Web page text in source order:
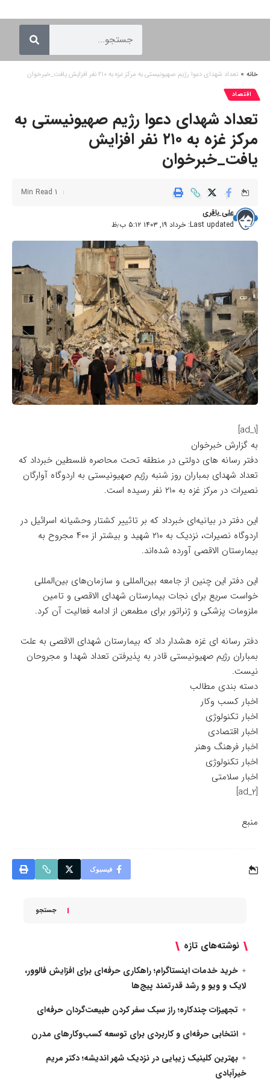
خانه » تعداد شهدای دعوا رژیم صهیونیستی به مرکز غزه به ۲۱۰ نفر افزایش یافت_خبرخوان
اقتصاد
تعداد شهدای دعوا رژیم صهیونیستی به
مرکز غزه به ۲۱۰ نفر افزایش
یافت_خبرخوان
Last updated: خرداد ۱۹, ۱۴۰۳ ۵:۱۲ ب٫ظ
علی باقری
1 Min Read
[ad_1]
به گزارش خبرخوان
دفتر رسانه های دولتی در منطقه تحت محاصره فلسطین خبرداد که
تعداد شهدای بمباران روز شنبه رژیم صهیونیستی به اردوگاه آوارگان
نصیرات در مرکز غزه به ۲۱۰ نفر رسیده است.
این دفتر در بیانیه‌ای خبرداد که بر تاثییر کشتار وحشیانه اسرائیل در
اردوگاه نصیرات، نزدیک به ۲۱۰ شهید و بیشتر از ۴۰۰ مجروح به
بیمارستان الاقصی آورده شده‌اند.
این دفتر این چنین از جامعه بین‌المللی و سازمان‌های بین‌المللی
خواست سریع برای نجات بیمارستان شهدای الاقصی و تامین
ملزومات پزشکی و ژنراتور برای مطمعن از ادامه فعالیت آن کرد.
دفتر رسانه ای غزه هشدار داد که بیمارستان شهدای الاقصی به علت
بمباران رژیم صهیونیستی قادر به پذیرفتن تعداد شهدا و مجروحان
نیست.
دسته بندی مطالب
اخبار کسب وکار
اخبار تکنولوژی
اخبار اقتصادی
اخبار فرهنگ وهنر
اخبار تکنولوژی
اخبار سلامتی
[ad_2]
منبع
فیسبوک
جستجو
نوشته‌های تازه
خرید خدمات اینستاگرام؛ راهکاری حرفه‌ای برای افزایش فالوور،
لایک و ویو و رشد قدرتمند پیج‌ها
تجهیزات چندکاره؛ راز سبک سفر کردن طبیعت‌گردان حرفه‌ای
انتخابی حرفه‌ای و کاربردی برای توسعه کسب‌وکارهای مدرن
بهترین کلینیک زیبایی در نزدیک شهر اندیشه؛ دکتر مریم
خیرآبادی